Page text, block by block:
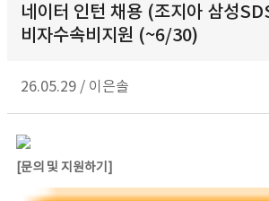
네이터 인턴 채용 (조지아 삼성
비자수속비지원 (~6/30)
26.05.29 / 이은솔
[문의 및 지원하기]